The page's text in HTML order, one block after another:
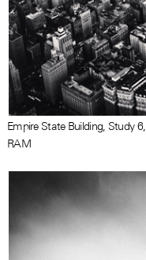
Empire State Building, Study
RAM